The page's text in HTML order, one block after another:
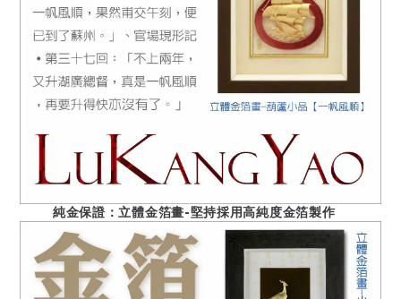
純金保證：立體金箔畫-堅持採用高純度金箔製作